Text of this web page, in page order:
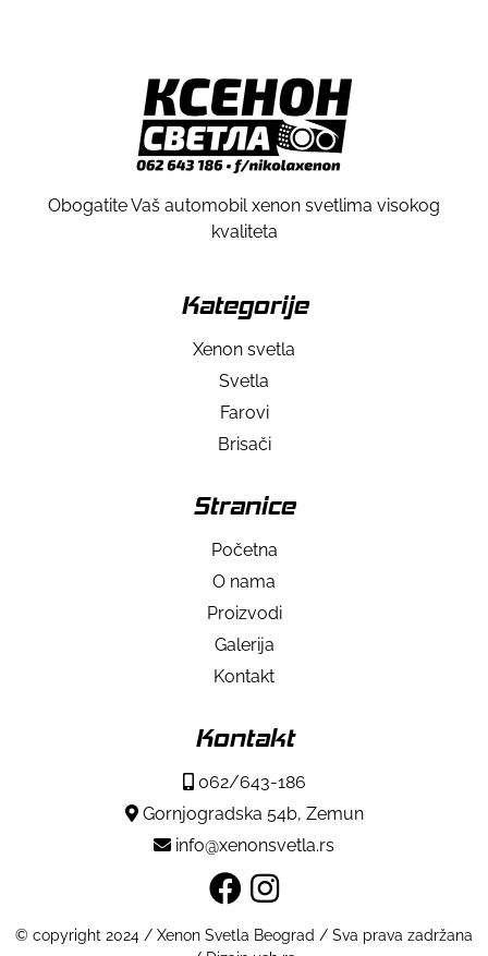
Obogatite Vaš automobil xenon svetlima visokog
kvaliteta
Kategorije
Xenon svetla
Svetla
Farovi
Brisači
Stranice
Početna
O nama
Proizvodi
Galerija
Kontakt
Kontakt
062/643-186
Gornjogradska 54b, Zemun
info@xenonsvetla.rs
© copyright 2024 / Xenon Svetla Beograd / Sva prava zadržana